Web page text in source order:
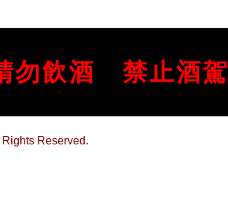
勿飲酒 禁止酒駕
Reserved.